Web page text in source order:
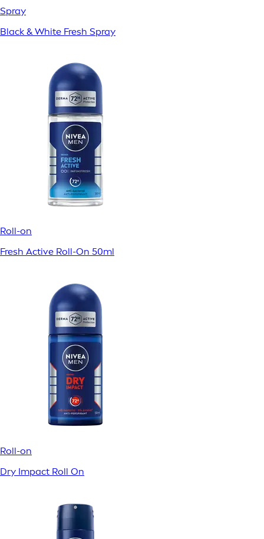
Spray
Black & White Fresh Spray
Roll-on
Fresh Active Roll-On 50ml
Roll-on
Dry Impact Roll On